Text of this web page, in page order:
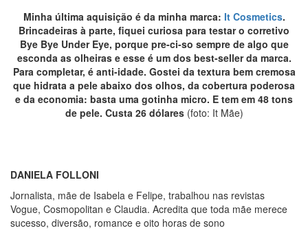
Minha última aquisição é da minha marca: It Cosmetics.
Brincadeiras à parte, fiquei curiosa para testar o corretivo
Bye Bye Under Eye, porque pre-ci-so sempre de algo que
esconda as olheiras e esse é um dos best-seller da marca.
Para completar, é anti-idade. Gostei da textura bem cremosa
que hidrata a pele abaixo dos olhos, da cobertura poderosa
e da economia: basta uma gotinha micro. E tem em 48 tons
de pele. Custa 26 dólares(foto: It Mãe)
DANIELA FOLLONI
Jornalista, mãe de Isabela e Felipe, trabalhou nas revistas
Vogue, Cosmopolitan e Claudia. Acredita que toda mãe merece
sucesso, diversão, romance e oito horas de sono